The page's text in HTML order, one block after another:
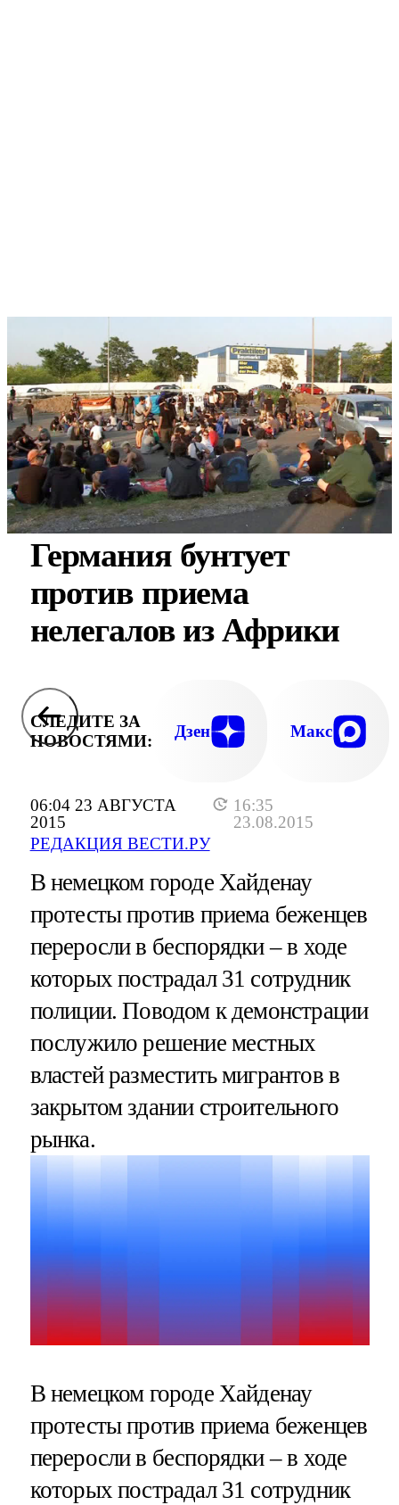
06:04 23 АВГУСТА
2015
16:35
23.08.2015
РЕДАКЦИЯ ВЕСТИ.РУ
Германия бунтует
против приема
нелегалов из Африки
СЛЕДИТЕ ЗА
НОВОСТЯМИ:
Дзен Макс
В немецком городе Хайденау
протесты против приема беженцев
переросли в беспорядки – в ходе
которых пострадал 31 сотрудник
полиции. Поводом к демонстрации
послужило решение местных
властей разместить мигрантов в
закрытом здании строительного
рынка.
В немецком городе Хайденау
протесты против приема беженцев
переросли в беспорядки – в ходе
которых пострадал 31 сотрудник